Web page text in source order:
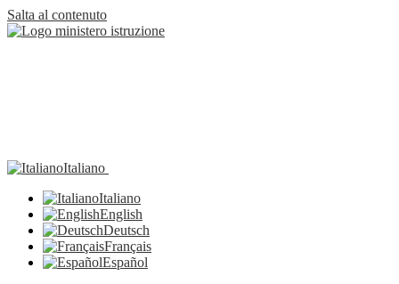
Salta al contenuto
Italiano
Italiano
English
Deutsch
Français
Español